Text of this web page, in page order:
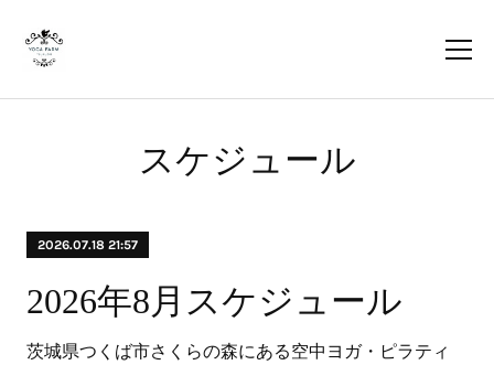
スケジュール
2026.07.18 21:57
2026年8月スケジュール
茨城県つくば市さくらの森にある空中ヨガ・ピラティ